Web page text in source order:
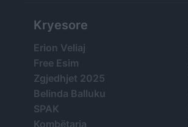
Kryesore
Erion Veliaj
Free Esim
Zgjedhjet 2025
Belinda Balluku
SPAK
Kombëtarja